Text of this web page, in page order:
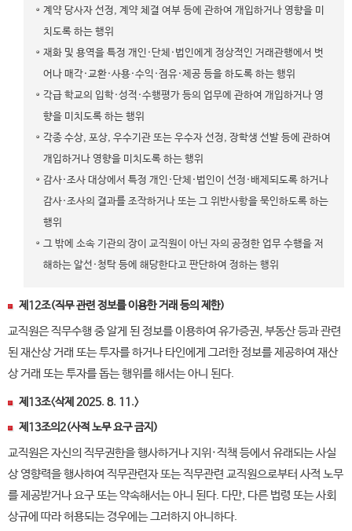
계약 당사자 선정, 계약 체결 여부 등에 관하여 개입하거나 영향을 미
치도록 하는 행위
재화 및 용역을 특정 개인·단체·법인에게 정상적인 거래관행에서 벗
어나 매각·교환·사용·수익·점유·제공 등을 하도록 하는 행위
각급 학교의 입학·성적·수행평가 등의 업무에 관하여 개입하거나 영
향을 미치도록 하는 행위
각종 수상, 포상, 우수기관 또는 우수자 선정, 장학생 선발 등에 관하여
개입하거나 영향을 미치도록 하는 행위
감사·조사 대상에서 특정 개인·단체·법인이 선정·배제되도록 하거나
감사·조사의 결과를 조작하거나 또는 그 위반사항을 묵인하도록 하는
행위
그 밖에 소속 기관의 장이 교직원이 아닌 자의 공정한 업무 수행을 저
해하는 알선·청탁 등에 해당한다고 판단하여 정하는 행위
제12조(직무 관련 정보를 이용한 거래 등의 제한)
교직원은 직무수행 중 알게 된 정보를 이용하여 유가증권, 부동산 등과 관련
된 재산상 거래 또는 투자를 하거나 타인에게 그러한 정보를 제공하여 재산
상 거래 또는 투자를 돕는 행위를 해서는 아니 된다.
제13조〈삭제 2025. 8. 11.〉
제13조의2(사적 노무 요구 금지)
교직원은 자신의 직무권한을 행사하거나 지위·직책 등에서 유래되는 사실
상 영향력을 행사하여 직무관련자 또는 직무관련 교직원으로부터 사적 노무
를 제공받거나 요구 또는 약속해서는 아니 된다. 다만, 다른 법령 또는 사회
상규에 따라 허용되는 경우에는 그러하지 아니하다.